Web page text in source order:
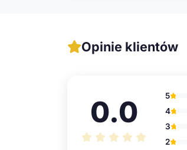
Opinie klientów
0.0 5
4
3
2